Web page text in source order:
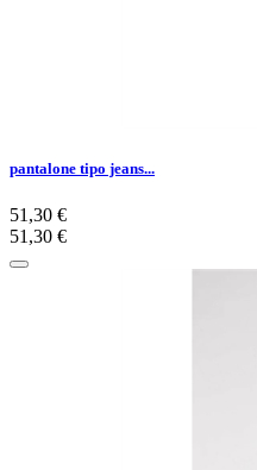
pantalone tipo jeans...
51,30 €
51,30 €